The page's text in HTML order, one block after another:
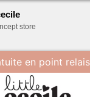
store
en point